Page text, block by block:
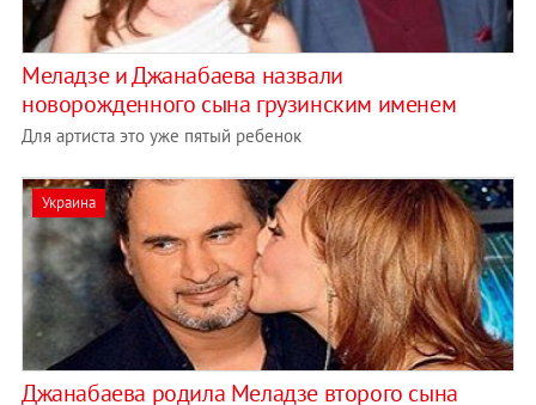
Меладзе и Джанабаева назвали
новорожденного сына грузинским именем
Для артиста это уже пятый ребенок
Украина
Джанабаева родила Меладзе второго сына